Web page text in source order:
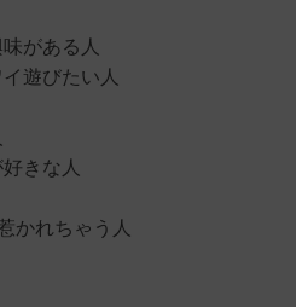
がある人
遊びたい人
きな人
かれちゃう人